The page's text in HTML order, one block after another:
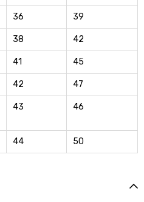
36 39
38 42
41 45
42 47
43 46
44 50